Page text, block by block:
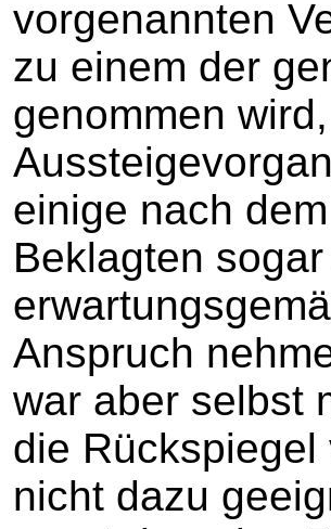
vorgenannten
zu einem der
genommen
einige nach
Beklagten
Anspruch
war aber selbst
die
nicht dazu